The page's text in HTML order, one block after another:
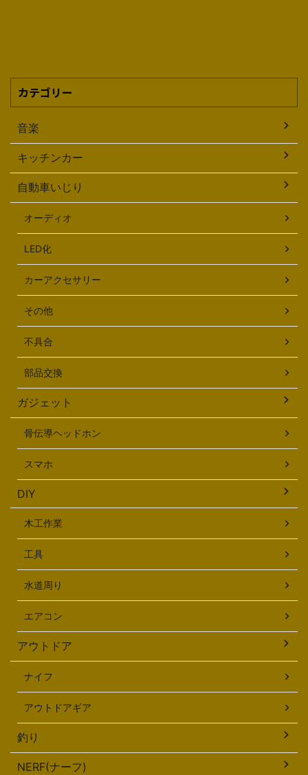
カテゴリー
音楽
キッチンカー
自動車いじり
オーディオ
LED化
カーアクセサリー
その他
不具合
部品交換
ガジェット
骨伝導ヘッドホン
スマホ
DIY
木工作業
工具
水道周り
エアコン
アウトドア
ナイフ
アウトドアギア
釣り
NERF(ナーフ)